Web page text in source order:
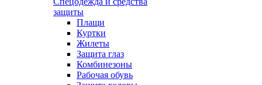
защиты
Плащи
Куртки
Жилеты
Защита глаз
Комбинезоны
Рабочая обувь